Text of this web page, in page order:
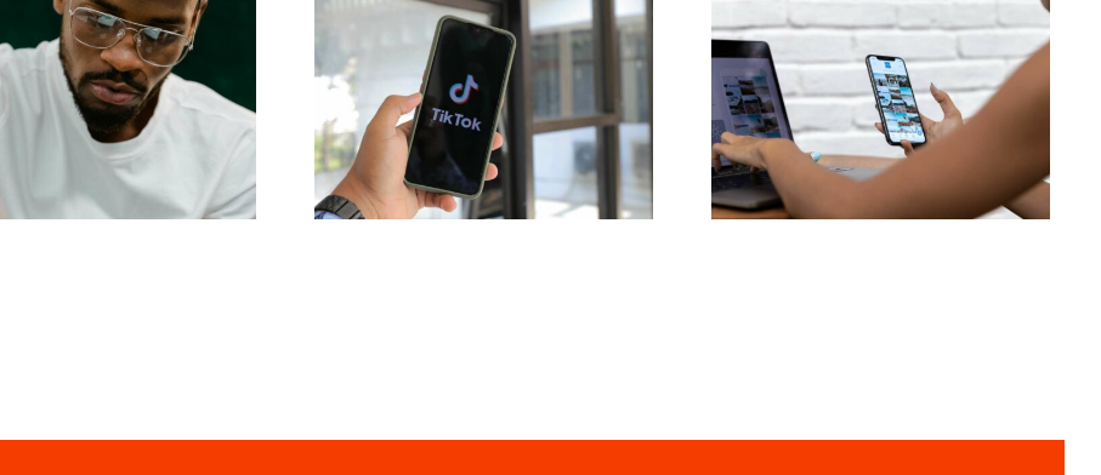
17 Avancerede
til at Forstå
Algoritmen
Maksimer
Rækkevidde:
Effektive
Tværplatforms
Postværktøjer til 2024
Top 3 platforme til at
finde idéer til
brugergenereret
indhold (UGC)